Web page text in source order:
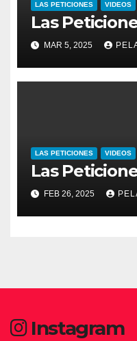
LAS PETICIONES VIDEOS
Las
MAR 5, 2025
LAS PETICIONES VIDEOS
Las
FEB 26, 2025
Instagram